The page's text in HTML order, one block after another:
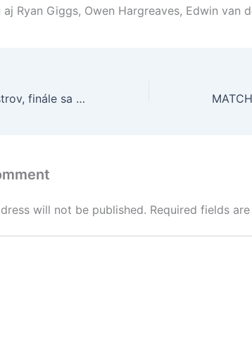
Ryan Giggs, Owen Hargreaves, Edwin van
Zmeny v Lige majstrov, finále sa bude hrávať v sobotu
will not be published. Required fields